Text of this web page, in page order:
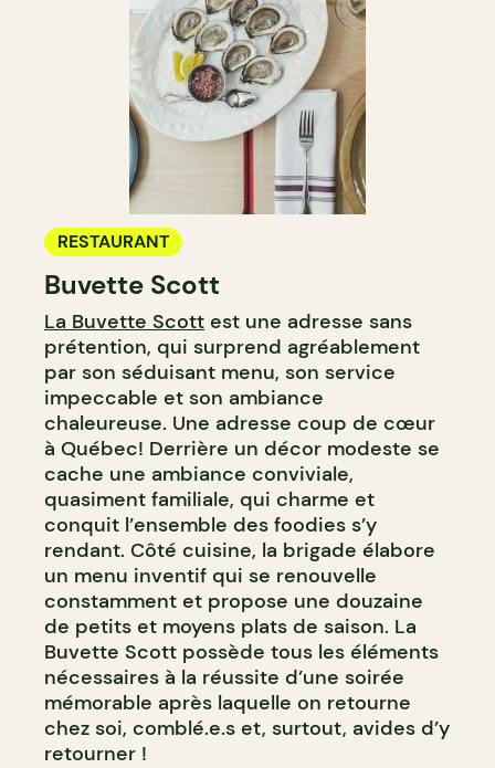
RESTAURANT
Buvette Scott
La Buvette Scott est une adresse sans
prétention, qui surprend agréablement
par son séduisant menu, son service
impeccable et son ambiance
chaleureuse. Une adresse coup de cœur
à Québec! Derrière un décor modeste se
cache une ambiance conviviale,
quasiment familiale, qui charme et
conquit l’ensemble des foodies s’y
rendant. Côté cuisine, la brigade élabore
un menu inventif qui se renouvelle
constamment et propose une douzaine
de petits et moyens plats de saison. La
Buvette Scott possède tous les éléments
nécessaires à la réussite d’une soirée
mémorable après laquelle on retourne
chez soi, comblé.e.s et, surtout, avides d’y
retourner !